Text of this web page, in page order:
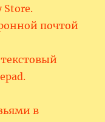
Store.
почтой
в